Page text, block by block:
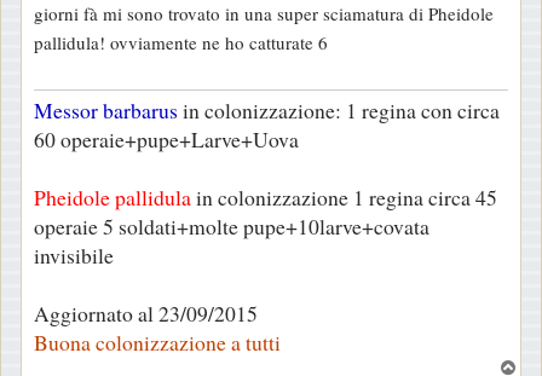
s
a
g
i
giorni fà mi sono trovato in una super sciamatura di Pheidole
pallidula! ovviamente ne ho catturate 6
Messor barbarus in colonizzazione: 1 regina con circa
60 operaie+pupe+Larve+Uova
Pheidole pallidulain colonizzazione 1 regina circa 45
operaie 5 soldati+molte pupe+10larve+covata
invisibile
Aggiornato al 23/09/2015
Buona colonizzazione a tutti